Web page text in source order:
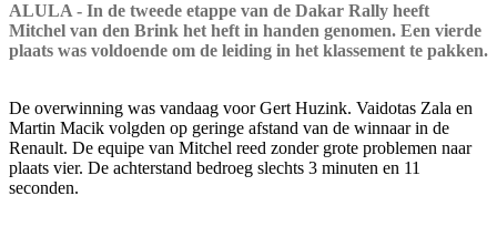
ALULA - In de tweede etappe van de Dakar Rally heeft
Mitchel van den Brink het heft in handen genomen. Een vierde
plaats was voldoende om de leiding in het klassement te pakken.
De overwinning was vandaag voor Gert Huzink. Vaidotas Zala en
Martin Macik volgden op geringe afstand van de winnaar in de
Renault. De equipe van Mitchel reed zonder grote problemen naar
plaats vier. De achterstand bedroeg slechts 3 minuten en 11
seconden.